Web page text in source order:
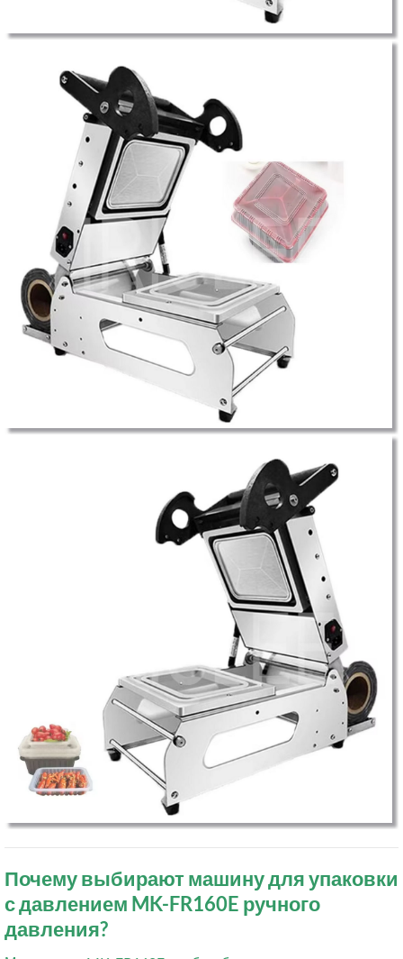
Почему выбирают машину для упаковки
с давлением MK-FR160E ручного
давления?